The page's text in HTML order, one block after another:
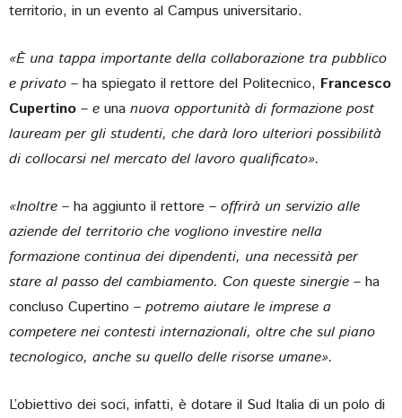
territorio, in un evento al Campus universitario.
«È una tappa importante della collaborazione tra pubblico
e privato – ha spiegato il rettore del Politecnico, Francesco
Cupertino – e una nuova opportunità di formazione post
lauream per gli studenti, che darà loro ulteriori possibilità
di collocarsi nel mercato del lavoro qualificato».
«Inoltre – ha aggiunto il rettore – offrirà un servizio alle
aziende del territorio che vogliono investire nella
formazione continua dei dipendenti, una necessità per
stare al passo del cambiamento. Con queste sinergie – ha
concluso Cupertino – potremo aiutare le imprese a
competere nei contesti internazionali, oltre che sul piano
tecnologico, anche su quello delle risorse umane».
L’obiettivo dei soci, infatti, è dotare il Sud Italia di un polo di